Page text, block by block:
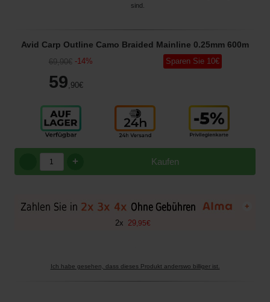
sind.
Avid Carp Outline Camo Braided Mainline 0.25mm 600m
69,90€ -14%
59 ,90€
Sparen Sie 10€
Kaufen
+
+
2x 29 95€
Ich habe gesehen, dass dieses Produkt anderswo billiger ist.